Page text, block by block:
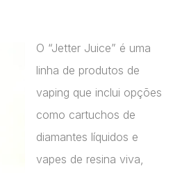
O “Jetter Juice” é uma
linha de produtos de
vaping que inclui opções
como cartuchos de
diamantes líquidos e
vapes de resina viva,